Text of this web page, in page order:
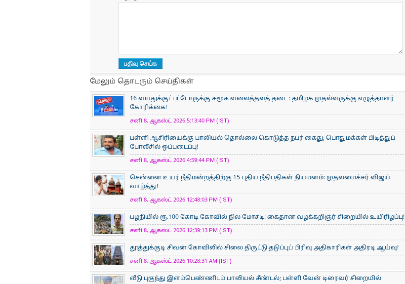
மேலும் தொடரும் செய்திகள்
16 வயதுக்குட்பட்டோருக்கு சமூக வலைத்தளத் தடை : தமிழக முதல்வருக்கு எழுத்தாளர்
கோரிக்கை!
சனி 8, ஆகஸ்ட் 2026 5:13:40 PM (IST)
பள்ளி ஆசிரியைக்கு பாலியல் தொல்லை கொடுத்த நபர் கைது; பொதுமக்கள் பிடித்துப்
போலீசில் ஒப்படைப்பு!
சனி 8, ஆகஸ்ட் 2026 4:59:44 PM (IST)
சென்னை உயர் நீதிமன்றத்திற்கு 15 புதிய நீதிபதிகள் நியமனம்: முதலமைச்சர் விஜய்
வாழ்த்து!
சனி 8, ஆகஸ்ட் 2026 12:48:03 PM (IST)
பழநியில் ரூ.100 கோடி கோவில் நில மோசடி: கைதான வழக்கறிஞர் சிறையில் உயிரிழப்பு!
சனி 8, ஆகஸ்ட் 2026 12:39:13 PM (IST)
தூத்துக்குடி சிவன் கோவிலில் சிலை திருட்டு தடுப்புப் பிரிவு அதிகாரிகள் அதிரடி ஆய்வு!
சனி 8, ஆகஸ்ட் 2026 10:28:31 AM (IST)
வீடு புகுந்து இளம்பெண்ணிடம் பாலியல் சீண்டல்; பள்ளி வேன் டிரைவர் சிறையில்